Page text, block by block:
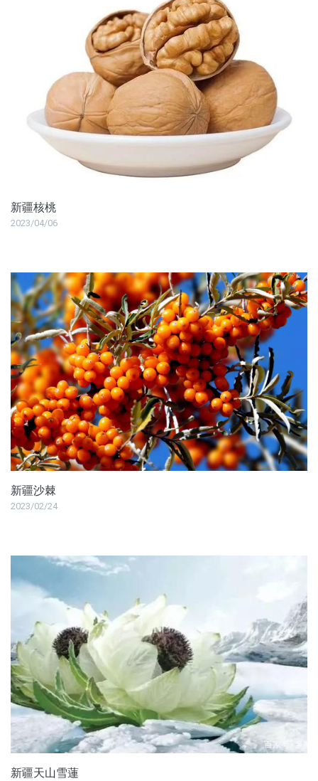
新疆核桃
2023/04/06
新疆沙棘
2023/02/24
新疆天山雪蓮